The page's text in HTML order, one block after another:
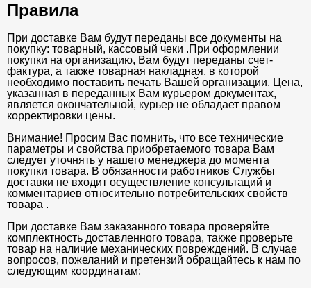
Правила
При доставке Вам будут переданы все документы на
покупку: товарный, кассовый чеки .При оформлении
покупки на организацию, Вам будут переданы счет-
фактура, а также товарная накладная, в которой
необходимо поставить печать Вашей организации. Цена,
указанная в переданных Вам курьером документах,
является окончательной, курьер не обладает правом
корректировки цены.
Внимание! Просим Вас помнить, что все технические
параметры и свойства приобретаемого товара Вам
следует уточнять у нашего менеджера до момента
покупки товара. В обязанности работников Службы
доставки не входит осуществление консультаций и
комментариев относительно потребительских свойств
товара .
При доставке Вам заказанного товара проверяйте
комплектность доставленного товара, также проверьте
товар на наличие механических повреждений. В случае
вопросов, пожеланий и претензий обращайтесь к нам по
следующим координатам: